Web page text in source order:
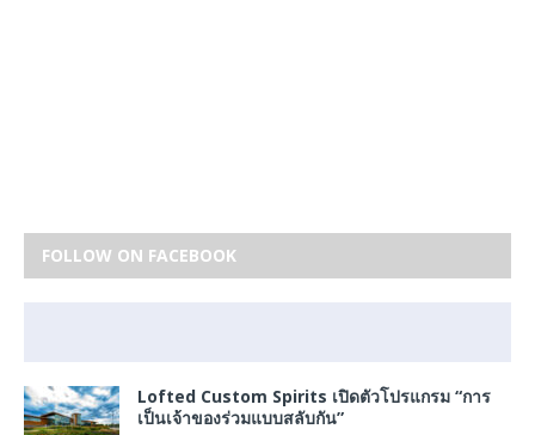
FOLLOW ON FACEBOOK
Lofted Custom Spirits เปิดตัวโปรแกรม “การ
เป็นเจ้าของร่วมแบบสลับกัน”